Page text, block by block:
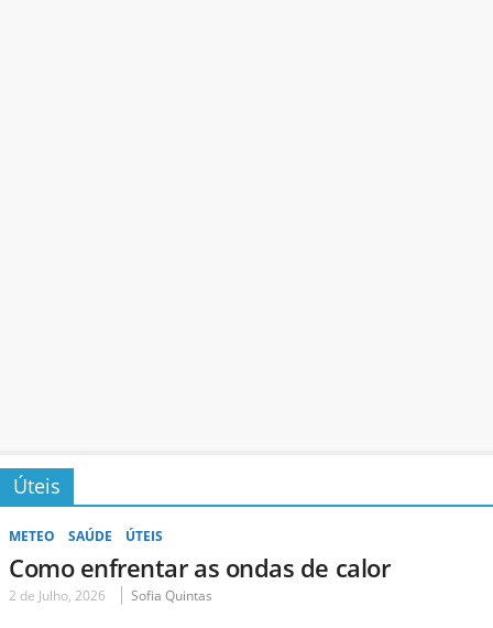
Úteis
METEO SAÚDE ÚTEIS
Como enfrentar as ondas de calor
2 de Julho, 2026 Sofia Quintas